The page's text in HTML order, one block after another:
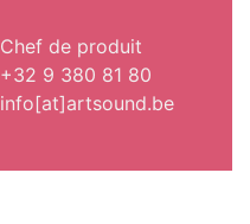
Chef de produit
+32 9 380 81 80
info[at]artsound.be